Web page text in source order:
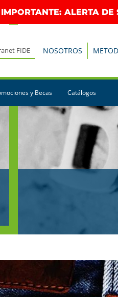
ALERTA DE
FIDE NOSOTROS
y Becas Catálogos